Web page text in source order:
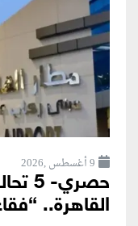
9 أغسطس ,2026
القاهرة..